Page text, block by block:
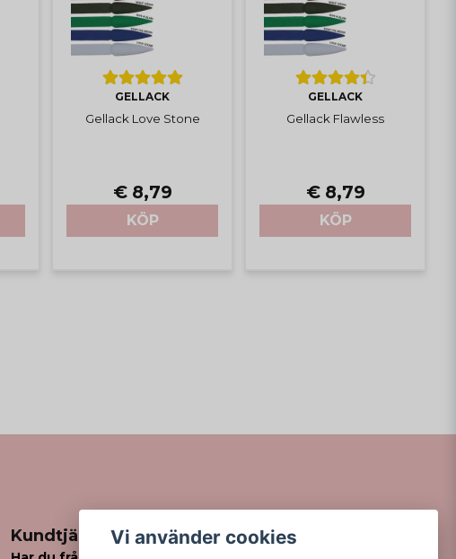
GELLACK
Gellack Love Stone
€ 8,79
KÖP
GELLACK
Gellack Flawless
€ 8,79
KÖP
Kundtjänst Vi använder cookies